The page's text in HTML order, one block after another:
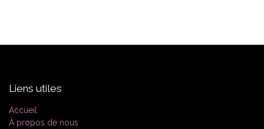
Liens utiles
Accueil
À propos de nous